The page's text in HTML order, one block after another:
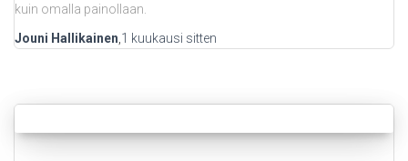
kuin omalla painollaan.
Jouni Hallikainen 1 kuukausi sitten